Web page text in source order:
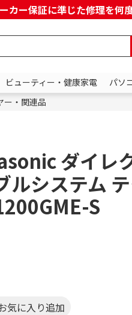
カー保証に準じた修理を何
ビューティー・健康家電
パソ
ー・関連品
ダイレ
ルシステム
S
気に入り追加